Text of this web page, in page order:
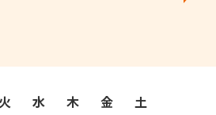
火 水 木 金
土